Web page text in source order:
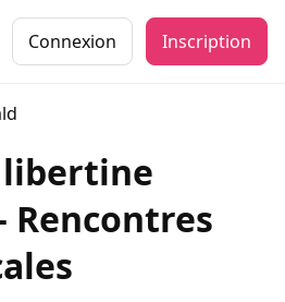
Connexion Inscription
libertine